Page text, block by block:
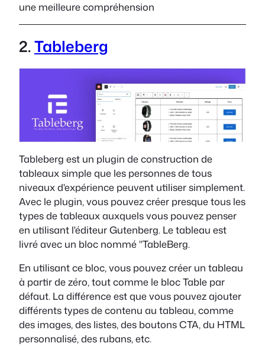
une meilleure compréhension
2.Tableberg
Tableberg est un plugin de construction de
tableaux simple que les personnes de tous
niveaux d'expérience peuvent utiliser simplement.
Avec le plugin, vous pouvez créer presque tous les
types de tableaux auxquels vous pouvez penser
en utilisant l'éditeur Gutenberg. Le tableau est
livré avec un bloc nommé "TableBerg.
En utilisant ce bloc, vous pouvez créer un tableau
à partir de zéro, tout comme le bloc Table par
défaut. La différence est que vous pouvez ajouter
différents types de contenu au tableau, comme
des images, des listes, des boutons CTA, du HTML
personnalisé, des rubans, etc.